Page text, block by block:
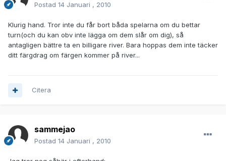
Postad 14 Januari , 2010
Klurig hand. Tror inte du får bort båda spelarna om du bettar
turn(och du kan obv inte lägga om dem slår om dig), så
antagligen bättre ta en billigare river. Bara hoppas dem inte täcker
ditt färgdrag om färgen kommer på river...
Citera
sammejao
Postad 14 Januari , 2010